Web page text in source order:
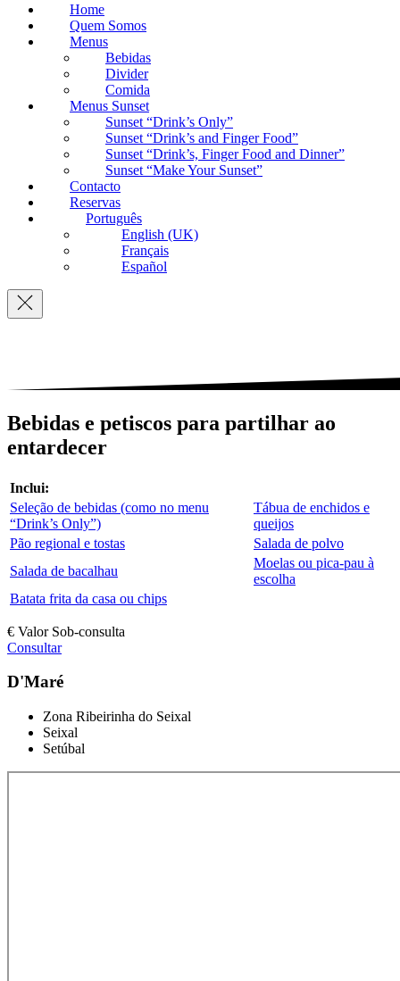
Home
Quem Somos
Menus
Bebidas
Divider
Comida
Menus Sunset
Sunset “Drink’s Only”
Sunset “Drink’s and Finger Food”
Sunset “Drink’s, Finger Food and Dinner”
Sunset “Make Your Sunset”
Contacto
Reservas
Português
English (UK)
Français
Español
Navigation
Bebidas e petiscos para partilhar ao
entardecer
Inclui:
Seleção de bebidas (como no menu
“Drink’s Only”)
Tábua de enchidos e
queijos
Pão regional e tostas
Salada de polvo
Salada de bacalhau
Moelas ou pica-pau à
escolha
Batata frita da casa ou chips
€ Valor Sob-consulta
Consultar
D'Maré
Zona Ribeirinha do Seixal
Seixal
Setúbal